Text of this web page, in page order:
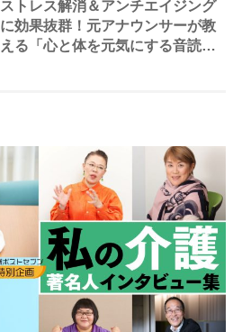
ストレス解消＆アンチエイジング
に効果抜群！元アナウンサーが教
える「心と体を元気にする音読の